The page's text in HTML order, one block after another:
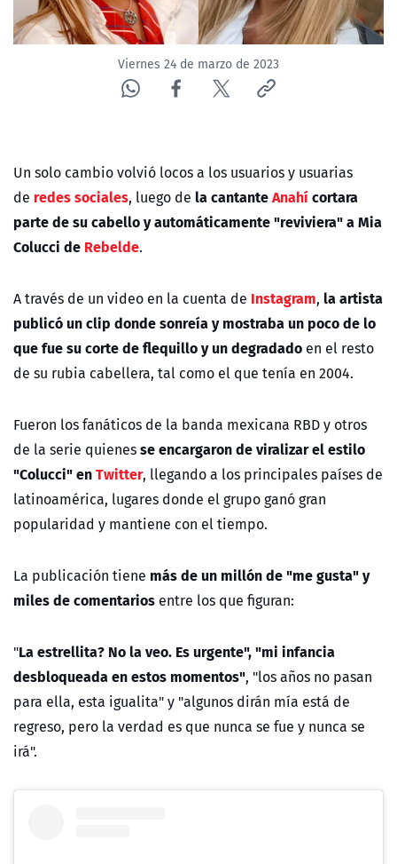
CORPORATIVO Y TRANSPARENCIA
CANAL DE DENUNCIAS
ÁREA DE PROYECTOS
Viernes 24 de marzo de 2023
Un solo cambio volvió locos a los usuarios y usuarias
de redes sociales, luego de la cantanteAnahícortara
parte de su cabello y automáticamente "reviviera" a Mia
Colucci de Rebelde.
A través de un video en la cuenta de Instagram, la artista
publicó un clip donde sonreía y mostraba un poco de lo
que fue su corte de flequillo y un degradado en el resto
de su rubia cabellera, tal como el que tenía en 2004.
Fueron los fanáticos de la banda mexicana RBD y otros
de la serie quienesse encargaron de viralizar el estilo
"Colucci" enTwitter, llegando a los principales países de
latinoamérica, lugares donde el grupo ganó gran
popularidad y mantiene con el tiempo.
La publicación tiene más de un millón de "me gusta" y
miles de comentarios entre los que figuran:
"La estrellita? No la veo. Es urgente", "mi infancia
desbloqueada en estos momentos", "los años no pasan
para ella, esta igualita" y "algunos dirán mía está de
regreso, pero la verdad es que nunca se fue y nunca se
irá".